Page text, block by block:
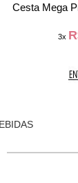
Cesta Mega
3x